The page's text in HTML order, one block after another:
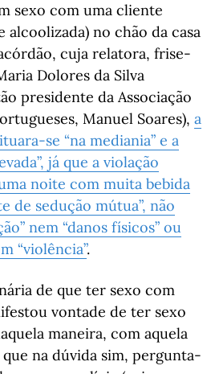
sexo com uma cliente
no chão da casa
cuja relatora, frise-
Dolores da Silva
presidente da Associação
Manuel Soares), a
se “na mediania” e a
já que a violação
noite com muita bebida
de sedução mútua”, não
nem “danos físicos” ou
“violência”.
de que ter sexo com
vontade de ter sexo
maneira, com aquela
que na dúvida sim, pergunta-